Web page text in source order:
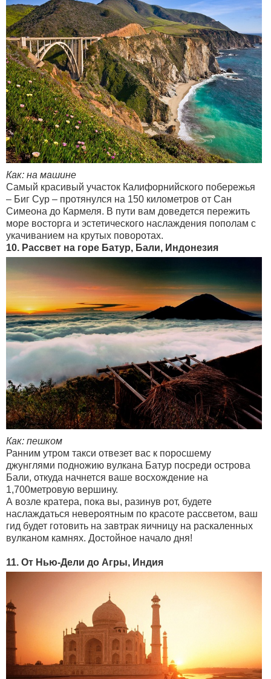
Как: на машине
Самый красивый участок Калифорнийского побережья
– Биг Сур – протянулся на 150 километров от Сан
Симеона до Кармеля. В пути вам доведется пережить
море восторга и эстетического наслаждения пополам с
укачиванием на крутых поворотах.
10. Рассвет на горе Батур, Бали, Индонезия
Как: пешком
Ранним утром такси отвезет вас к поросшему
джунглями подножию вулкана Батур посреди острова
Бали, откуда начнется ваше восхождение на
1,700метровую вершину.
А возле кратера, пока вы, разинув рот, будете
наслаждаться невероятным по красоте рассветом, ваш
гид будет готовить на завтрак яичницу на раскаленных
вулканом камнях. Достойное начало дня!
11. От Нью-Дели до Агры, Индия